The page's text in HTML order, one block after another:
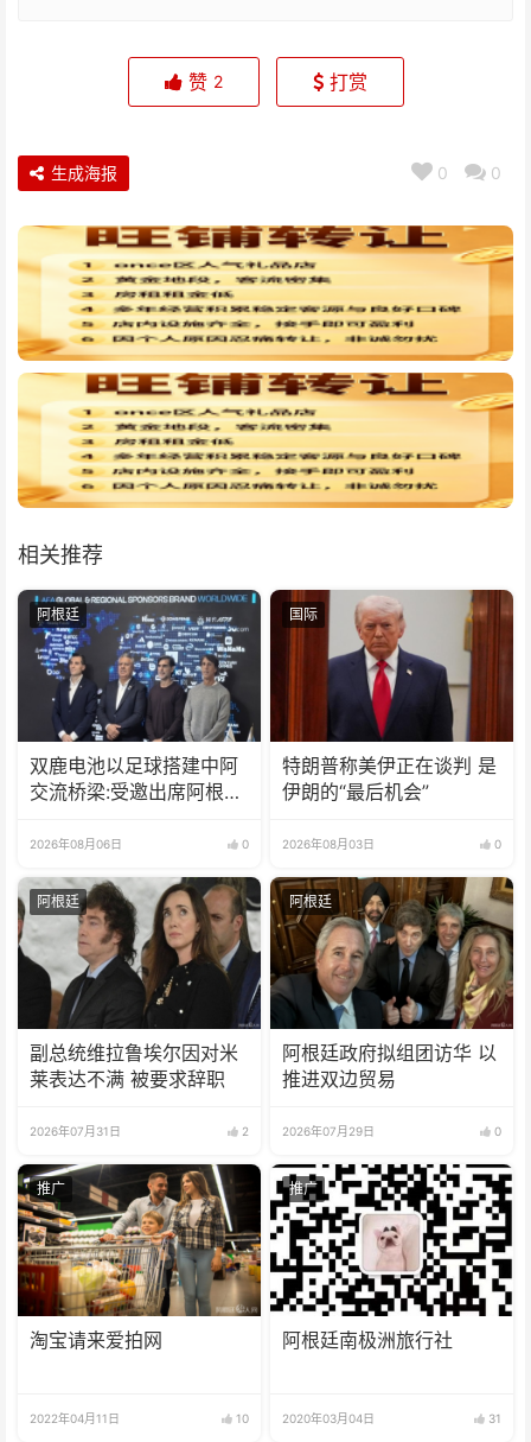
赞 2 打赏
0 0
生成海报
相关推荐
阿根廷
双鹿电池以足球搭建中阿
交流桥梁:受邀出席阿根廷
2026年08月06日 0
国际
特朗普称美伊正在谈判 是
伊朗的“最后机会”
2026年08月03日 0
阿根廷
副总统维拉鲁埃尔因对米
莱表达不满 被要求辞职
2026年07月31日 2
阿根廷
阿根廷政府拟组团访华 以
推进双边贸易
2026年07月29日 0
推广
淘宝请来爱拍网
2022年04月11日 10
推广
阿根廷南极洲旅行社
2020年03月04日 31